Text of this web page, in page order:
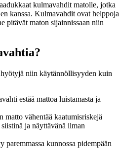
kulmavahdit matolle, jotka
kanssa. Kulmavahdit ovat helppoja
pitävät maton sijainnissaan niin
niin käytännöllisyyden kuin
estää mattoa luistamasta ja
matto vähentää kaatumisriskejä
ja näyttävänä ilman
paremmassa kunnossa pidempään